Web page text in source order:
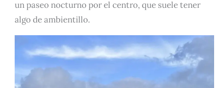
un paseo nocturno por el centro, que suele tener
algo de ambientillo.